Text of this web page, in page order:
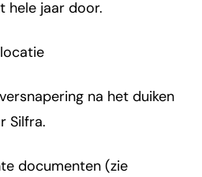
hele jaar door.
na het duiken
Silfra.
documenten (zie